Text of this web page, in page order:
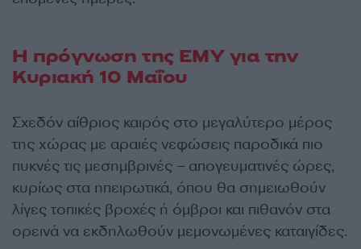
Η πρόγνωση της ΕΜΥ για την
Κυριακή 10 Μαΐου
Σχεδόν αίθριος καιρός στο μεγαλύτερο μέρος
της χώρας με αραιές νεφώσεις παροδικά πιο
πυκνές τις μεσημβρινές – απογευματινές ώρες,
κυρίως στα ηπειρωτικά, όπου θα σημειωθούν
λίγες τοπικές βροχές ή όμβροι και πιθανόν στα
ορεινά να εκδηλωθούν μεμονωμένες καταιγίδες.